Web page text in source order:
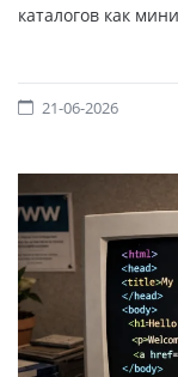
каталогов как
21-06-2026